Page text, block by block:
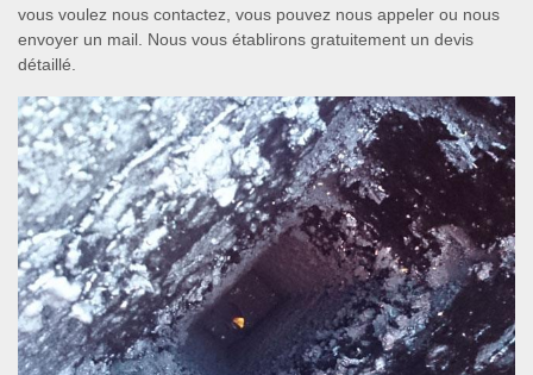
vous voulez nous contactez, vous pouvez nous appeler ou nous
envoyer un mail. Nous vous établirons gratuitement un devis
détaillé.